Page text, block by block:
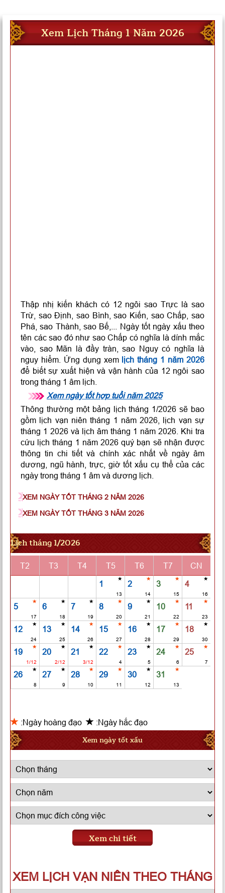
Xem Lịch Tháng 1 Năm 2026
Thập nhị kiến khách có 12 ngôi sao Trực là sao
Trừ, sao Định, sao Bình, sao Kiến, sao Chấp, sao
Phá, sao Thành, sao Bế,... Ngày tốt ngày xấu theo
tên các sao đó như sao Chấp có nghĩa là dính mắc
vào, sao Mãn là đầy tràn, sao Nguy có nghĩa là
nguy hiểm. Ứng dụng xem lịch tháng 1 năm 2026
để biết sự xuất hiện và vận hành của 12 ngôi sao
trong tháng 1 âm lịch.
Xem ngày tốt hợp tuổi năm 2025
Thông thường một bảng lịch tháng 1/2026 sẽ bao
gồm lịch vạn niên tháng 1 năm 2026, lịch vạn sự
tháng 1 2026 và lịch âm tháng 1 năm 2026. Khi tra
cứu lịch tháng 1 năm 2026 quý bạn sẽ nhận được
thông tin chi tiết và chính xác nhất về ngày âm
dương, ngũ hành, trực, giờ tốt xấu cụ thể của các
ngày trong tháng 1 âm và dương lịch.
XEM NGÀY TỐT THÁNG 2 NĂM 2026
XEM NGÀY TỐT THÁNG 3 NĂM 2026
Lịch tháng 1/2026
T2 T3 T4 T5 T6 T7
CN
1
13
2
14
3
15
4
16
5
17
6
18
7
19
8
20
9
21
10
22
11
23
12
24
13
25
14
26
15
27
16
28
17
29
18
30
19
1/12
20
2/12
21
3/12
22
4
23
5
24
6
25
7
26
8
27
9
28
10
29
11
30
12
31
13
:Ngày hoàng đạo :Ngày hắc đạo
Xem ngày tốt xấu
Xem chi tiết
XEM LỊCH VẠN NIÊN THEO THÁNG